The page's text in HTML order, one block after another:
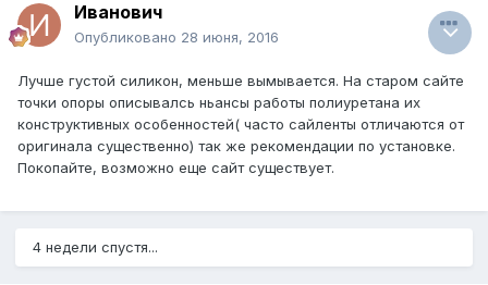
Иванович
Опубликовано 28 июня, 2016
Лучше густой силикон, меньше вымывается. На старом сайте
точки опоры описывалсь ньансы работы полиуретана их
конструктивных особенностей( часто сайленты отличаются от
оригинала существенно) так же рекомендации по установке.
Покопайте, возможно еще сайт существует.
4 недели спустя...